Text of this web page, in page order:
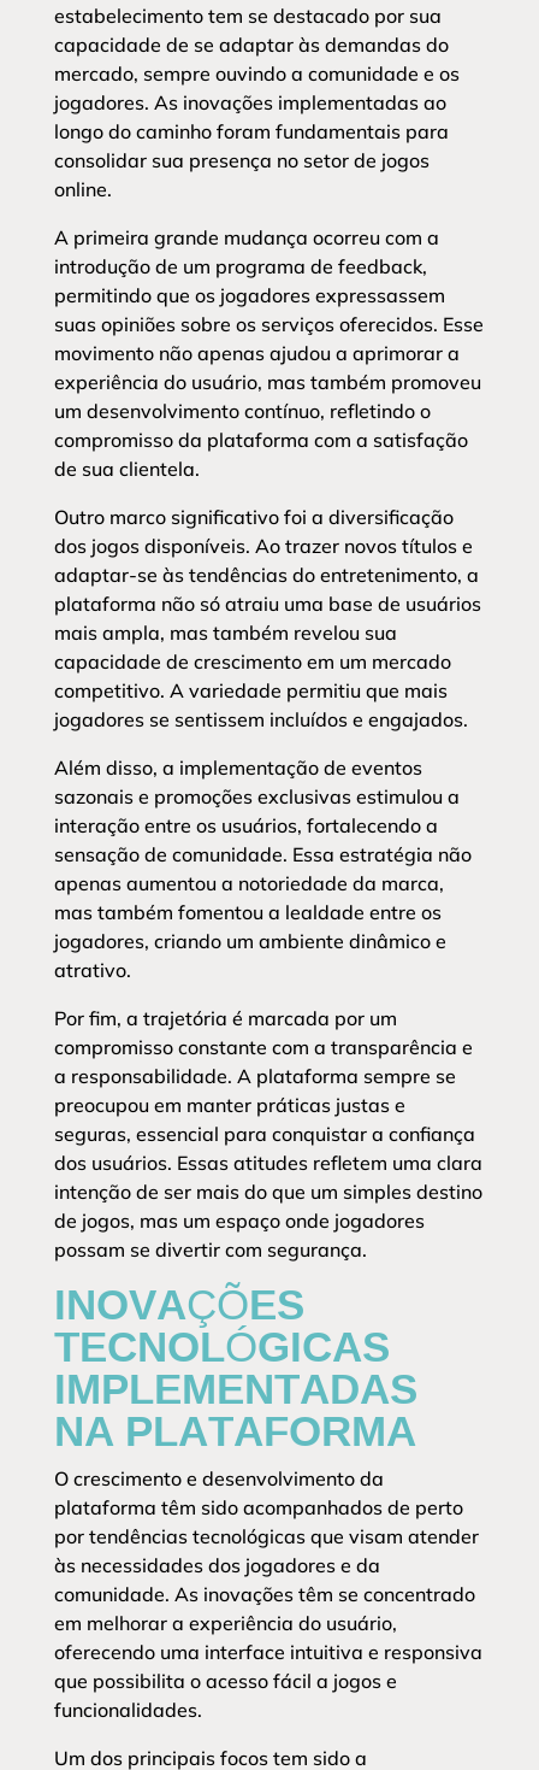
estabelecimento tem se destacado por sua
capacidade de se adaptar às demandas do
mercado, sempre ouvindo a comunidade e os
jogadores. As inovações implementadas ao
longo do caminho foram fundamentais para
consolidar sua presença no setor de jogos
online.
A primeira grande mudança ocorreu com a
introdução de um programa de feedback,
permitindo que os jogadores expressassem
suas opiniões sobre os serviços oferecidos. Esse
movimento não apenas ajudou a aprimorar a
experiência do usuário, mas também promoveu
um desenvolvimento contínuo, refletindo o
compromisso da plataforma com a satisfação
de sua clientela.
Outro marco significativo foi a diversificação
dos jogos disponíveis. Ao trazer novos títulos e
adaptar-se às tendências do entretenimento, a
plataforma não só atraiu uma base de usuários
mais ampla, mas também revelou sua
capacidade de crescimento em um mercado
competitivo. A variedade permitiu que mais
jogadores se sentissem incluídos e engajados.
Além disso, a implementação de eventos
sazonais e promoções exclusivas estimulou a
interação entre os usuários, fortalecendo a
sensação de comunidade. Essa estratégia não
apenas aumentou a notoriedade da marca,
mas também fomentou a lealdade entre os
jogadores, criando um ambiente dinâmico e
atrativo.
Por fim, a trajetória é marcada por um
compromisso constante com a transparência e
a responsabilidade. A plataforma sempre se
preocupou em manter práticas justas e
seguras, essencial para conquistar a confiança
dos usuários. Essas atitudes refletem uma clara
intenção de ser mais do que um simples destino
de jogos, mas um espaço onde jogadores
possam se divertir com segurança.
INOVAÇÕES
TECNOLÓGICAS
IMPLEMENTADAS
NA PLATAFORMA
O crescimento e desenvolvimento da
plataforma têm sido acompanhados de perto
por tendências tecnológicas que visam atender
às necessidades dos jogadores e da
comunidade. As inovações têm se concentrado
em melhorar a experiência do usuário,
oferecendo uma interface intuitiva e responsiva
que possibilita o acesso fácil a jogos e
funcionalidades.
Um dos principais focos tem sido a